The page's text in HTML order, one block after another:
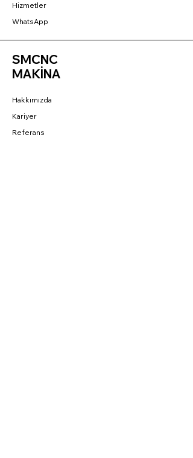
Hizmetler
WhatsApp
SMCNC
MAKİNA
Hakkımızda
Kariyer
Referans